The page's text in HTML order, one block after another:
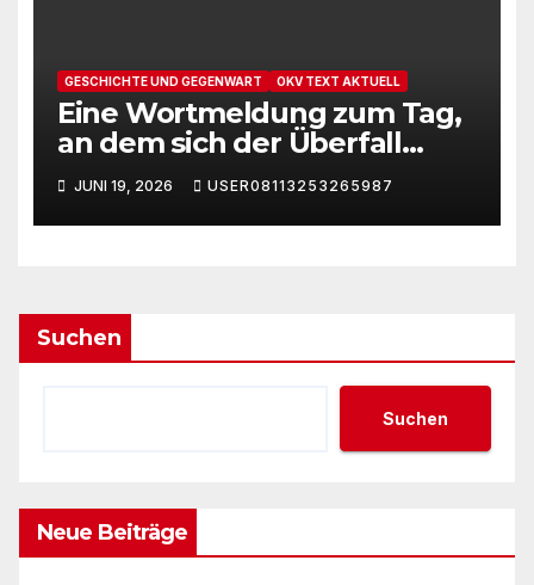
GESCHICHTE UND GEGENWART OKV TEXT AKTUELL
Eine Wortmeldung zum Tag,
an dem sich der Überfall
Deutschlands auf die UdSSR
1941 zum 85. Male jährt
JUNI 19, 2026 USER08113253265987
Suchen
Suchen
Neue Beiträge